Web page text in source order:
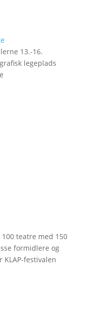
13.-16.
legeplads
teatre med 150
formidlere og
festivalen